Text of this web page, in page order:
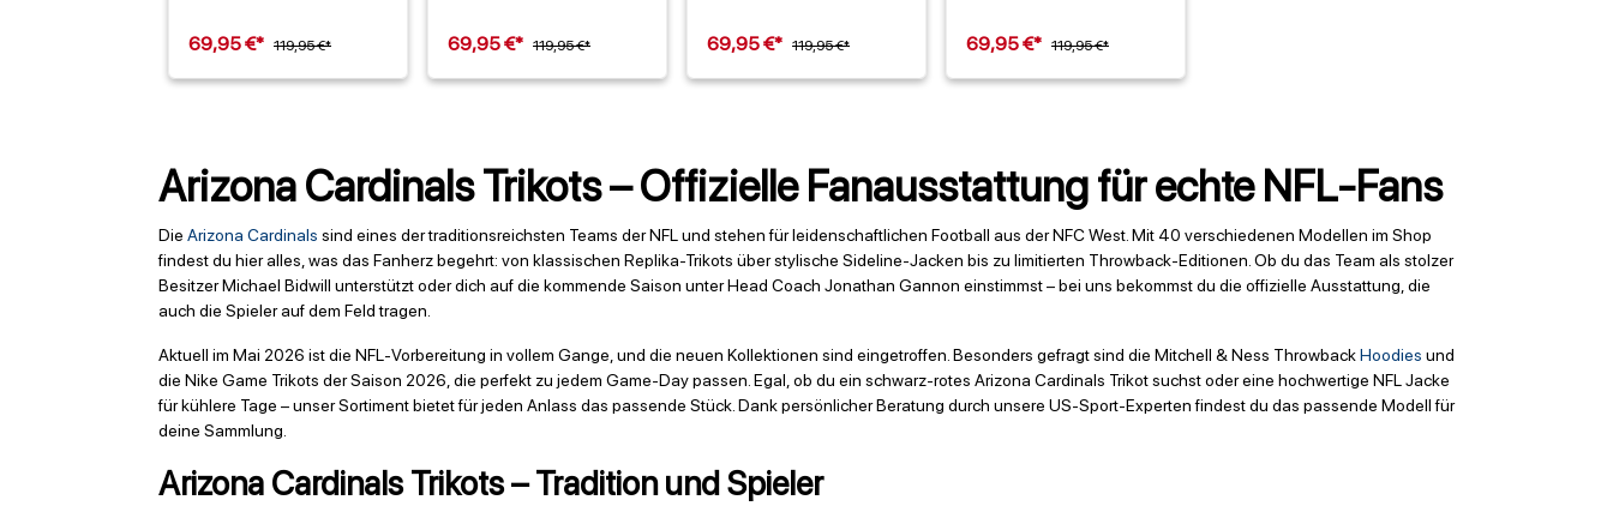
69,95 €* 119,95 €* 69,95 €* 119,95 €* 69,95 €* 119,95 €* 69,95 €* 119,95 €*
Arizona Cardinals Trikots – Offizielle Fanausstattung für echte NFL-Fans
Die Arizona Cardinals sind eines der traditionsreichsten Teams der NFL und stehen für leidenschaftlichen Football aus der NFC West. Mit 40 verschiedenen Modellen im Shop
findest du hier alles, was das Fanherz begehrt: von klassischen Replika-Trikots über stylische Sideline-Jacken bis zu limitierten Throwback-Editionen. Ob du das Team als stolzer
Besitzer Michael Bidwill unterstützt oder dich auf die kommende Saison unter Head Coach Jonathan Gannon einstimmst – bei uns bekommst du die offizielle Ausstattung, die
auch die Spieler auf dem Feld tragen.
Aktuell im Mai 2026 ist die NFL-Vorbereitung in vollem Gange, und die neuen Kollektionen sind eingetroffen. Besonders gefragt sind die Mitchell & Ness ThrowbackHoodies und
die Nike Game Trikots der Saison 2026, die perfekt zu jedem Game-Day passen. Egal, ob du ein schwarz-rotes Arizona Cardinals Trikot suchst oder eine hochwertige NFL Jacke
für kühlere Tage – unser Sortiment bietet für jeden Anlass das passende Stück. Dank persönlicher Beratung durch unsere US-Sport-Experten findest du das passende Modell für
deine Sammlung.
Arizona Cardinals Trikots – Tradition und Spieler